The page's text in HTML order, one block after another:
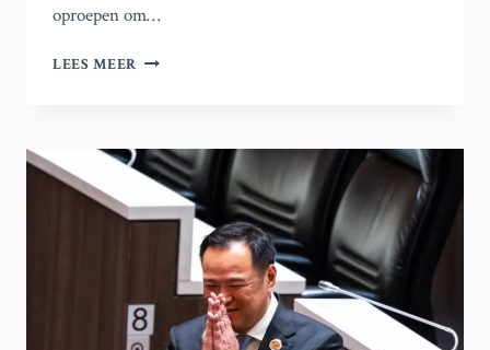
oproepen om…
LEES MEER JAPAN’S
TREEDT
AF
VERKIEZINGSDEBACLE